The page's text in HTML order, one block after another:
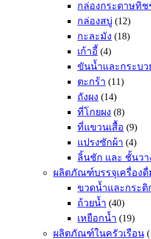
กล่องกระดาษทิช
กล่องสบู่ (12)
กะละมัง (18)
เก้าอี้ (4)
ขันน้ำและกระบว
ตะกร้า (11)
ถังผง (14)
ที่โกยผง (8)
ที่แขวนเสื้อ (9)
แปรงซักผ้า (4)
ลิ้นชัก และ ชั้นวา
ผลิตภัณฑ์บรรจุเครื่องดื่
ขวดน้ำและกระติ
ถ้วยน้ำ (40)
เหยือกน้ำ (19)
ผลิตภัณฑ์ในครัวเรือน